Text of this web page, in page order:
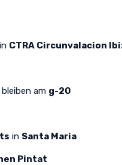
CTRA Circunvalacion
bleiben am g-20
in Santa Maria
Pintat